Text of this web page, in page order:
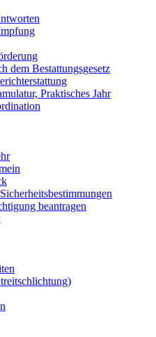
dem Bestattungsgesetz
Praktisches Jahr
beantragen